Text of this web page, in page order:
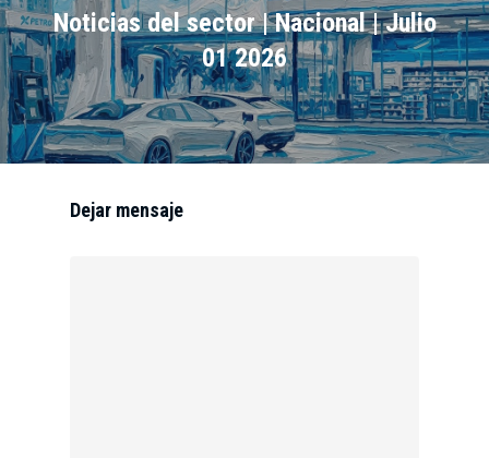
Noticias del sector | Nacional | Julio
01 2026
Dejar mensaje